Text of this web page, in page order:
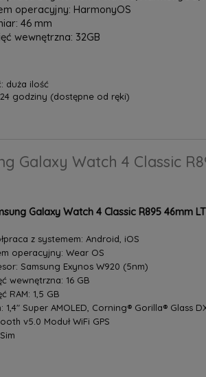
operacyjny: HarmonyOS
46 mm
wewnętrzna: 32GB
duża ilość
godziny (dostępne od ręki)
Galaxy Watch 4 Classic
Galaxy Watch 4 Classic R895 46mm
z systemem: Android, iOS
operacyjny: Wear OS
Samsung Exynos W920 (5nm)
wewnętrzna: 16 GB
RAM: 1,5 GB
1,4" Super AMOLED, Corning® Gorilla® Glass
v5.0 Moduł WiFi GPS